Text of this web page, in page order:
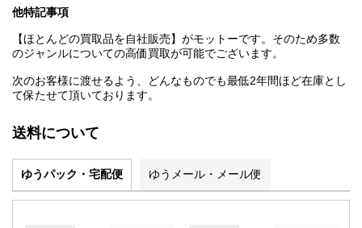
他特記事項
【ほとんどの買取品を自社販売】がモットーです。そのため多数
のジャンルについての高価買取が可能でございます。
次のお客様に渡せるよう、どんなものでも最低2年間ほど在庫とし
て保たせて頂いております。
送料について
ゆうパック・宅配便 ゆうメール・メール便